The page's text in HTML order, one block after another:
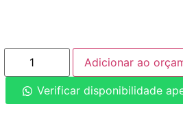
Adicionar ao
Verificar disponibilidade